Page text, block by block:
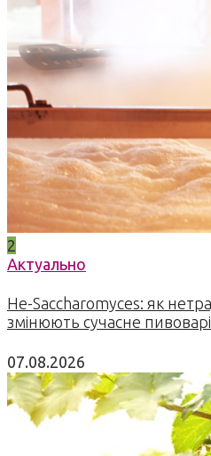
2
Актуально
Не-Saccharomyces: як
змінюють сучасне
07.08.2026